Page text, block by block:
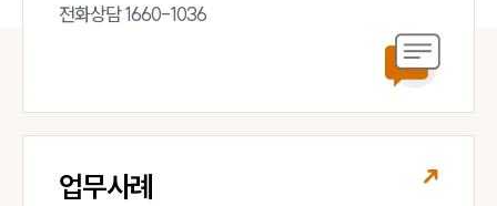
전화상담 1660-1036
업무사례